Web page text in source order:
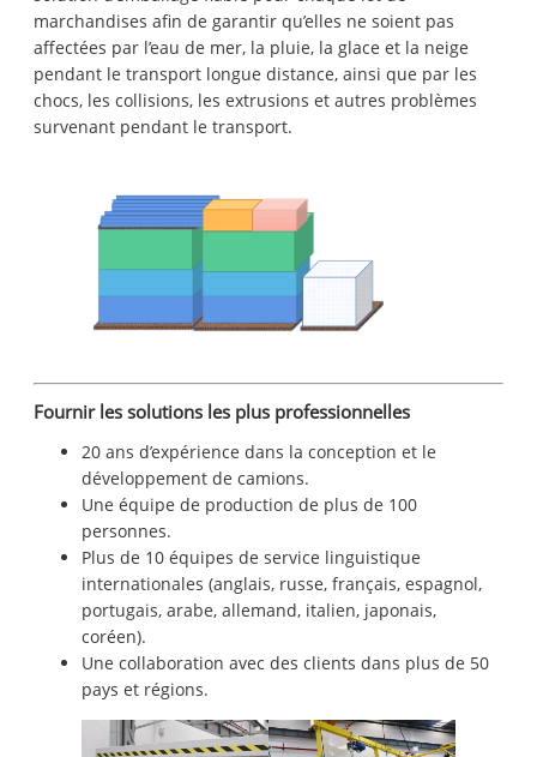
marchandises afin de garantir qu’elles ne soient pas
affectées par l’eau de mer, la pluie, la glace et la neige
pendant le transport longue distance, ainsi que par les
chocs, les collisions, les extrusions et autres problèmes
survenant pendant le transport.
Fournir les solutions les plus professionnelles
20 ans d’expérience dans la conception et le
développement de camions.
Une équipe de production de plus de 100
personnes.
Plus de 10 équipes de service linguistique
internationales (anglais, russe, français, espagnol,
portugais, arabe, allemand, italien, japonais,
coréen).
Une collaboration avec des clients dans plus de 50
pays et régions.